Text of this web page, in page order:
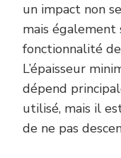
un impact non
mais
fonctionnalité
L’épaisseur
dépend
utilisé, mais il
de ne pas